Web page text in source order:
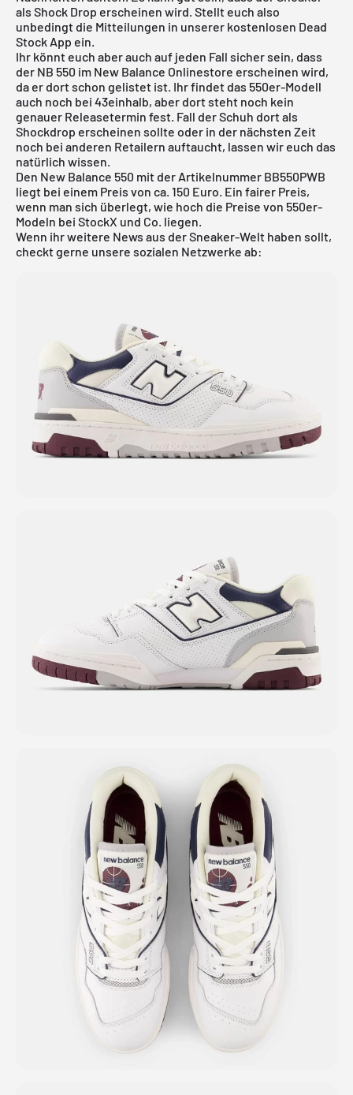
als Shock Drop erscheinen wird. Stellt euch also
unbedingt die Mitteilungen in unserer kostenlosen Dead
Stock App ein.
Ihr könnt euch aber auch auf jeden Fall sicher sein, dass
der NB 550 im New Balance Onlinestore erscheinen wird,
da er dort schon gelistet ist. Ihr findet das 550er-Modell
auch noch bei 43einhalb, aber dort steht noch kein
genauer Releasetermin fest. Fall der Schuh dort als
Shockdrop erscheinen sollte oder in der nächsten Zeit
noch bei anderen Retailern auftaucht, lassen wir euch das
natürlich wissen.
Den New Balance 550 mit der Artikelnummer BB550PWB
liegt bei einem Preis von ca. 150 Euro. Ein fairer Preis,
wenn man sich überlegt, wie hoch die Preise von 550er-
Modeln bei StockX und Co. liegen.
Wenn ihr weitere News aus der Sneaker-Welt haben sollt,
checkt gerne unsere sozialen Netzwerke ab: